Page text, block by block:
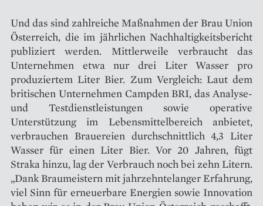
Und das sind zahlreiche Maßnahmen der Brau Union
Österreich, die im jährlichen Nachhaltigkeitsbericht
publiziert werden. Mittlerweile verbraucht das
Unternehmen etwa nur drei Liter Wasser pro
produziertem Liter Bier. Zum Vergleich: Laut dem
britischen Unternehmen Campden BRI, das Analyse-
und Testdienstleistungen sowie operative
Unterstützung im Lebensmittelbereich anbietet,
verbrauchen Brauereien durchschnittlich 4,3 Liter
Wasser für einen Liter Bier. Vor 20 Jahren, fügt
Straka hinzu, lag der Verbrauch noch bei zehn Litern.
„Dank Braumeistern mit jahrzehntelanger Erfahrung,
viel Sinn für erneuerbare Energien sowie Innovation